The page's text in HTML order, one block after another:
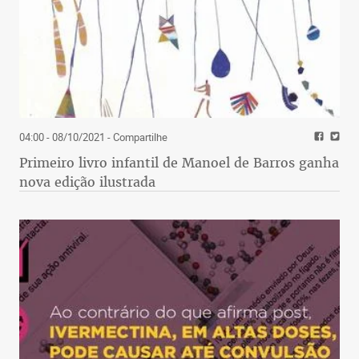
04:00 - 08/10/2021 - Compartilhe
Primeiro livro infantil de Manoel de Barros ganha
nova edição ilustrada